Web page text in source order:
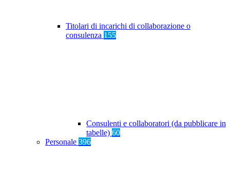
Titolari di incarichi di collaborazione o
consulenza 155
Consulenti e collaboratori (da pubblicare in
tabelle) 60
Personale 396